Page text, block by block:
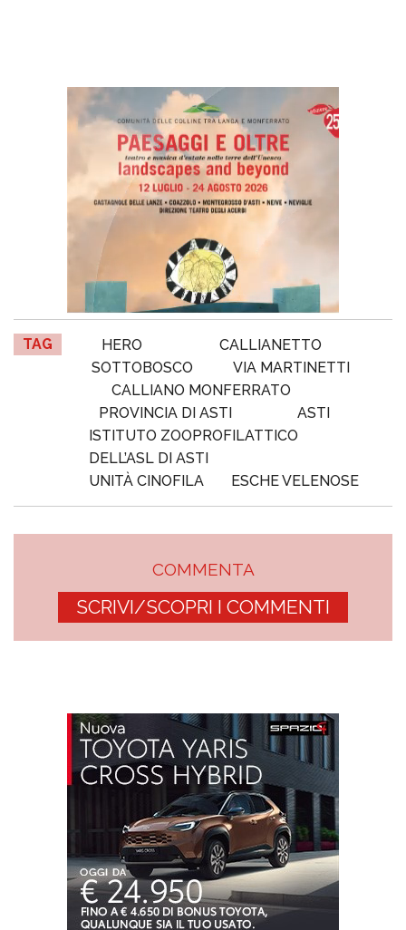
TAG HERO
CALLIANETTO
SOTTOBOSCO
VIA MARTINETTI
CALLIANO MONFERRATO
PROVINCIA DI ASTI
ASTI
ISTITUTO ZOOPROFILATTICO
DELL’ASL DI ASTI
UNITÀ CINOFILA
ESCHE VELENOSE
COMMENTA
SCRIVI/SCOPRI I COMMENTI